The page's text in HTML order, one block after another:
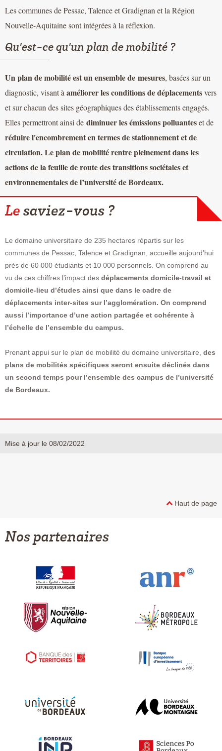
Les communes de Pessac, Talence et Gradignan et la Région
Nouvelle-Aquitaine sont intégrées à la réflexion.
Qu'est-ce qu'un plan de mobilité ?
Un plan de mobilité est un ensemble de mesures, basées sur un
diagnostic, visant à améliorer les conditions de déplacementsvers
et sur chacun des sites géographiques des établissements engagés.
Elles permettront ainsi de diminuer les émissions polluanteset de
réduire l'encombrement en termes de stationnement et de
circulation.Le plan de mobilité rentre pleinement dans les
actions de la feuille de route des transitions sociétales et
environnementales de l’université de Bordeaux.
Le saviez-vous ?
Le domaine universitaire de 235 hectares répartis sur les
communes de Pessac, Talence et Gradignan, accueille aujourd’hui
près de 60 000 étudiants et 10 000 personnels. On comprend au
vu de ces chiffres l’impact des déplacements domicile-travail et
domicile-lieu d’études ainsi que dans le cadre de
déplacements inter-sites sur l’agglomération. On comprend
aussi l’importance d’une action partagée et cohérente à
l’échelle de l’ensemble du campus.
Prenant appui sur le plan de mobilité du domaine universitaire, des
plans de mobilités spécifiques seront ensuite déclinés dans
un second temps pour l’ensemble des campus de l’université
de Bordeaux.
Mise à jour le 08/02/2022
Haut de page
Nos partenaires